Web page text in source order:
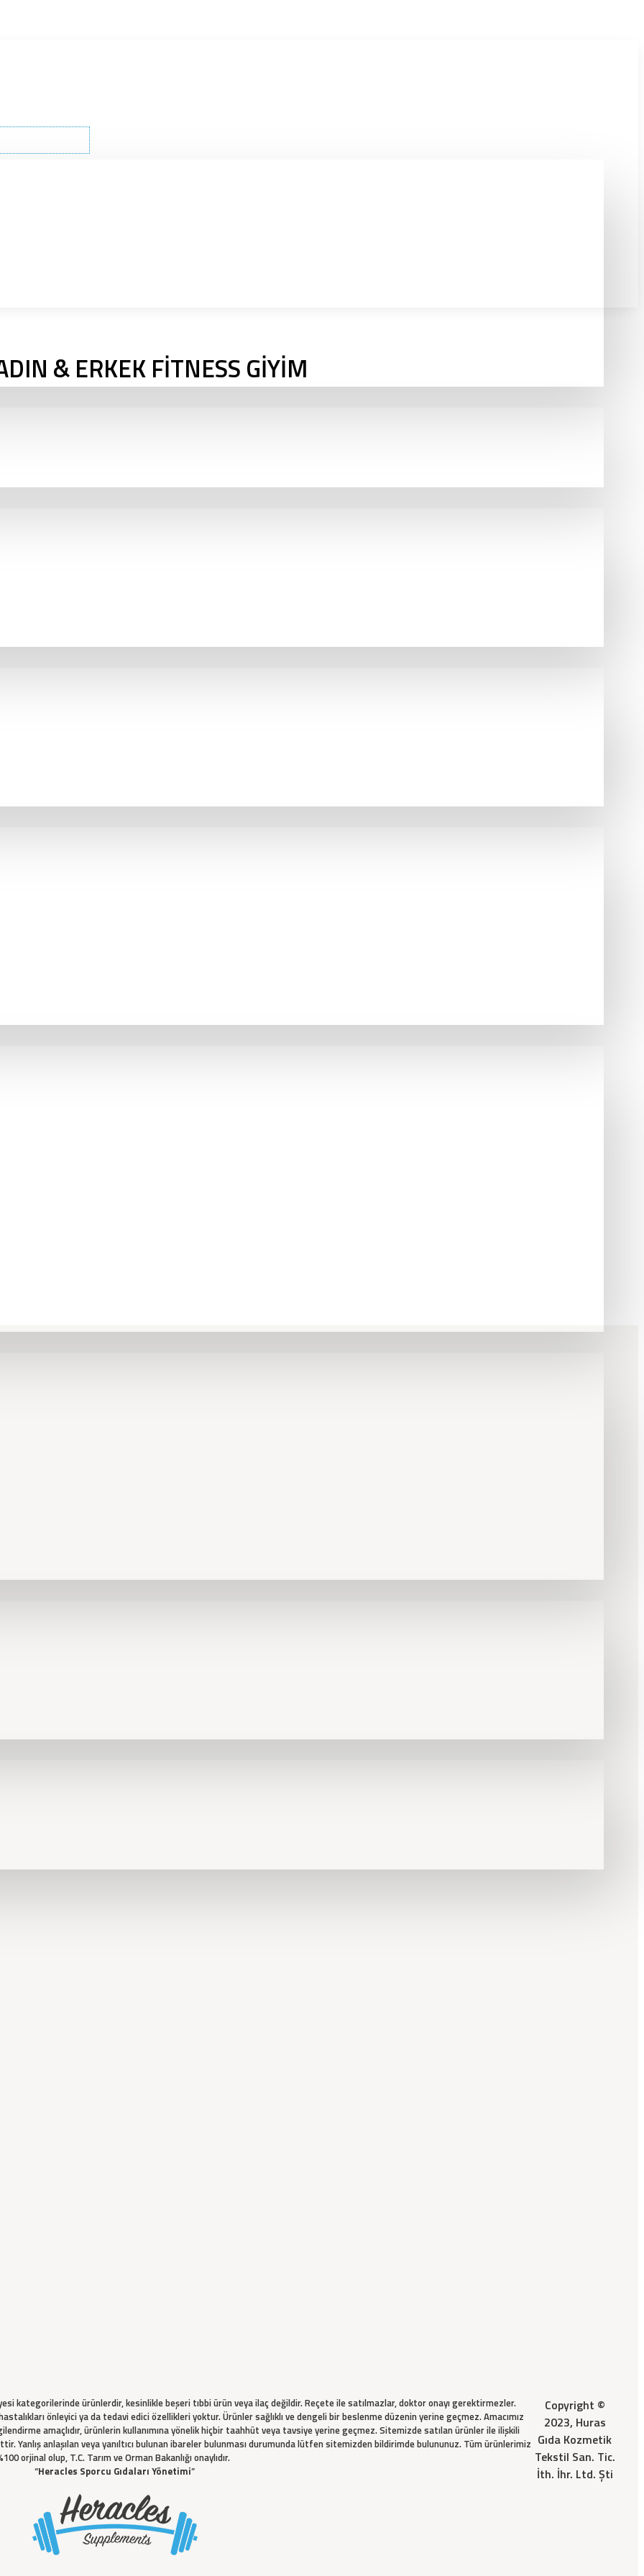
& ERKEK FİTNESS GİYİM
kategorilerinde ürünlerdir, kesinlikle beşeri tıbbi ürün veya ilaç değildir. Reçete ile satılmazlar, doktor onayı gerektirmezler.
önleyici ya da tedavi edici özellikleri yoktur. Ürünler sağlıklı ve dengeli bir beslenme düzenin yerine geçmez. Amacımız
amaçlıdır, ürünlerin kullanımına yönelik hiçbir taahhüt veya tavsiye yerine geçmez. Sitemizde satılan ürünler ile ilişkili
Yanlış anlaşılan veya yanıltıcı bulunan ibareler bulunması durumunda lütfen sitemizden bildirimde bulununuz. Tüm ürünlerimiz
orjinal olup, T.C. Tarım ve Orman Bakanlığı onaylıdır.
“Heracles Sporcu Gıdaları Yönetimi”
Copyright ©
2023, Huras
Gıda Kozmetik
Tekstil San. Tic.
İth. İhr. Ltd. Şti